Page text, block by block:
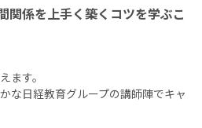
関係を上手く築くコツを学ぶこ
ます。
な日経教育グループの講師陣でキャ